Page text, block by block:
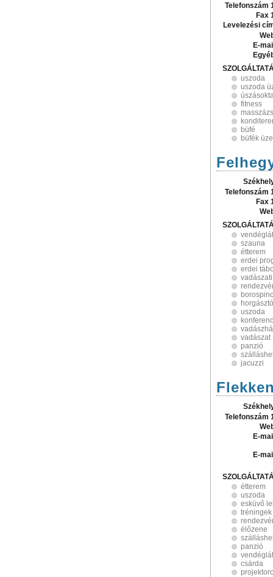
Telefonszám
Fax
Levelezési
E-
uszoda
uszoda
fitness
masszázs
büfé
büfék
Telefonszám
Fax
szauna
étterem
erdei
erdei
horgásztó
uszoda
vadászat
panzió
jacuzzi
Telefonszám
E-
E-
étterem
uszoda
esküvő
tréningek
élőzene
panzió
csárda